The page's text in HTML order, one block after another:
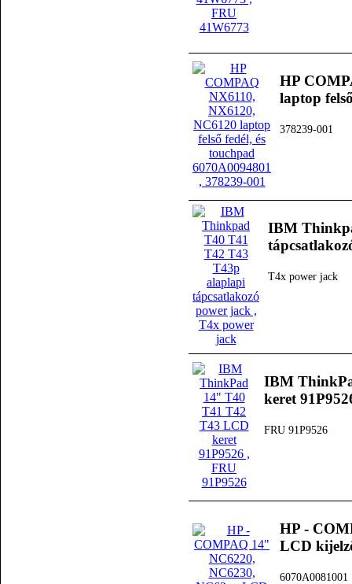
HP
laptop
378239-001
IBM
T4x power jack
IBM
keret
FRU 91P9526
HP -
LCD
6070A0081001